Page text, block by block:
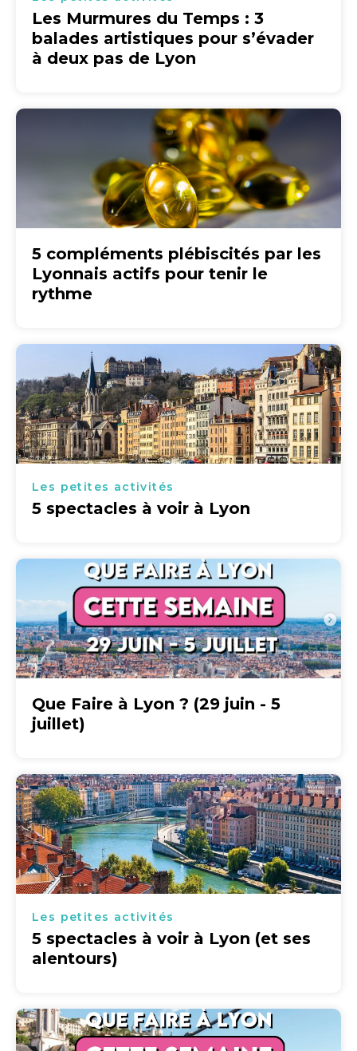
Les Murmures du Temps : 3
balades artistiques pour s’évader
à deux pas de Lyon
5 compléments plébiscités par les
Lyonnais actifs pour tenir le
rythme
Les petites activités
5 spectacles à voir à Lyon
Que Faire à Lyon ? (29 juin - 5
juillet)
Les petites activités
5 spectacles à voir à Lyon (et ses
alentours)